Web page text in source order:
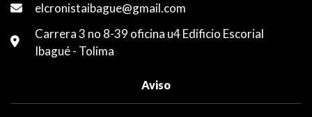
elcronistaibague@gmail.com
Carrera 3 no 8-39 oficina u4 Edificio Escorial
Ibagué - Tolima
Aviso